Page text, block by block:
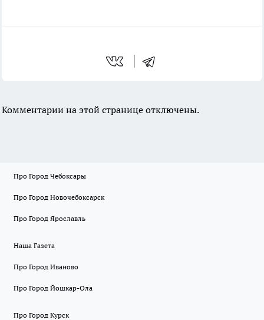
Комментарии на этой странице отключены.
Про Город Чебоксары
Про Город Новочебоксарск
Про Город Ярославль
Наша Газета
Про Город Иваново
Про Город Йошкар-Ола
Про Город Курск